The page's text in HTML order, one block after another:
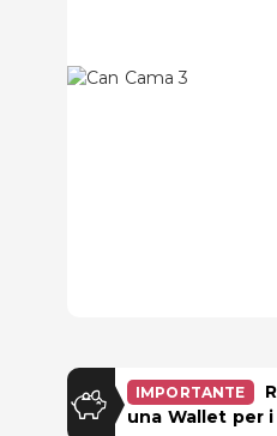
IMPORTANTE
una Wallet per